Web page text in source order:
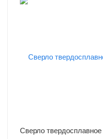
Сверло